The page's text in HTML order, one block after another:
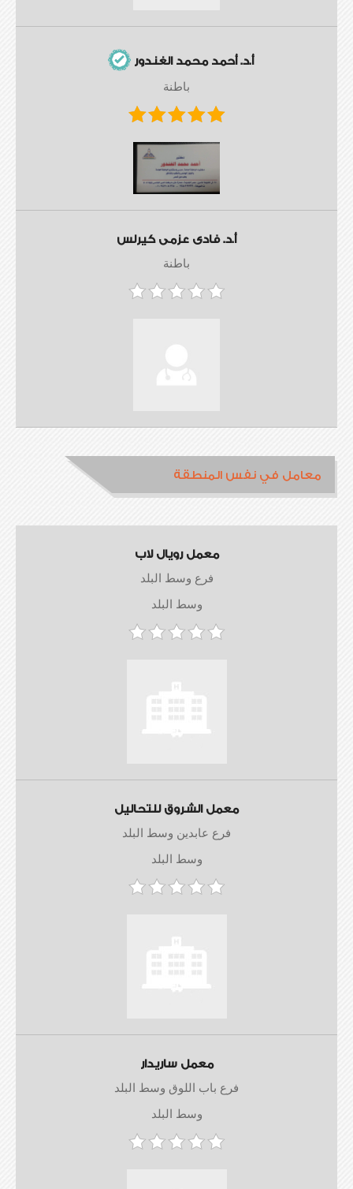
أ.د. أحمد محمد الغندور
باطنة
أ.د. فادى عزمى كيرلس
باطنة
معامل في نفس المنطقة
معمل رويال لاب
فرع وسط البلد
وسط البلد
معمل الشروق للتحاليل
فرع عابدين وسط البلد
وسط البلد
معمل ساريدار
فرع باب اللوق وسط البلد
وسط البلد